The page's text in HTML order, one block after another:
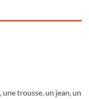
trousse, un jean, un